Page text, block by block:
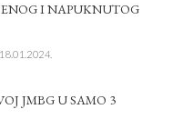
I NAPUKNUTOG
JMBG U SAMO 3